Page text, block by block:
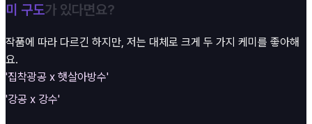
미 구도가 있다면요?
작품에 따라 다르긴 하지만, 저는 대체로 크게 두 가지 케미를 좋아해
요.
'집착광공 x 햇살아방수'
'강공 x 강수'